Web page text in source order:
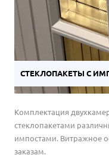
СТЕКЛОПАКЕТЫ С
Комплектация
стеклопакетами
импостами. Витражное
заказам.